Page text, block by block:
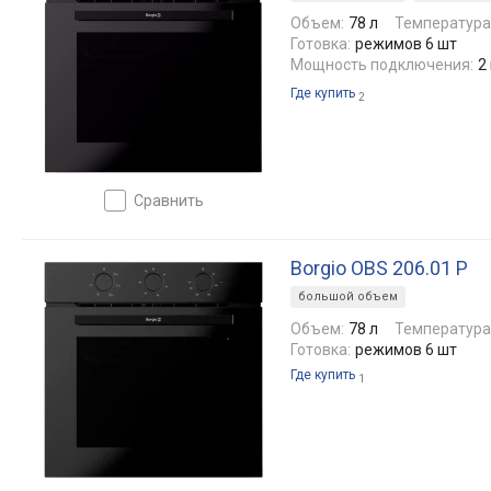
сравнить
Объем: 78 л
Готовка: режимов 6 шт
Мощность подключения: 2
Где купить 2
Borgio OBS 206.01 P
большой объем
Объем: 78 л
Готовка: режимов 6 шт
Где купить 1